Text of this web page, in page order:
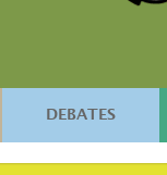
DEBATES